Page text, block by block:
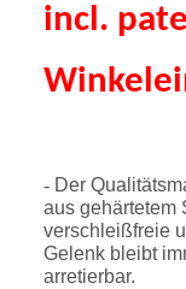
incl.
- Der
aus gehärtetem
verschleißfreie
Gelenk bleibt
arretierbar.